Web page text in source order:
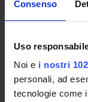
Consenso
Uso
Noi e i nostri
personali, ad
tecnologie come
ATTIVITÀ
AREE DI